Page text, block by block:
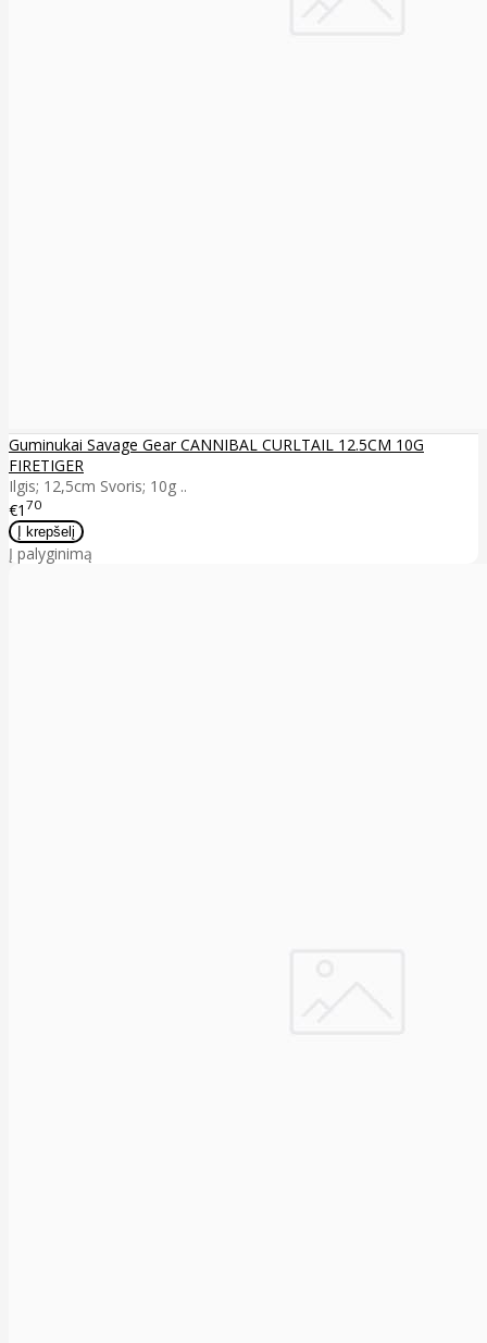
Guminukai Savage Gear CANNIBAL CURLTAIL 12.5CM 10G
FIRETIGER
Ilgis; 12,5cm Svoris; 10g ..
€1 70
Į palyginimą